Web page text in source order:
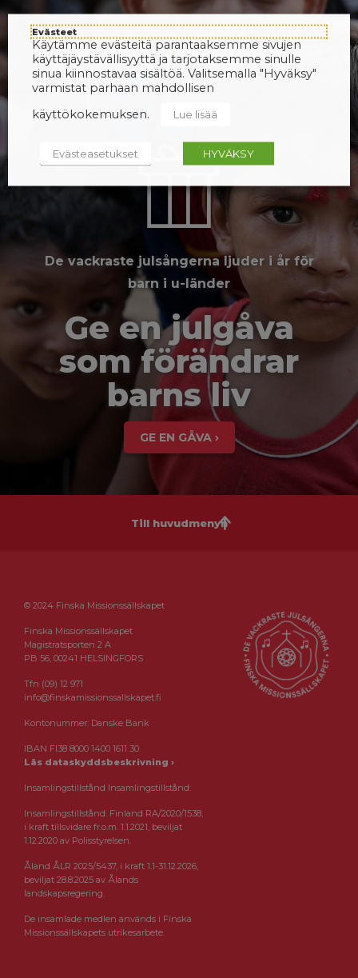
De vackraste julsångerna ljuder i år för
barn i u-länder
Ge en julgåva
som förändrar
barns liv
GE EN GÅVA ›
Till huvudmenyn
© 2024 Finska Missionssällskapet
Finska Missionssällskapet
Magistratsporten 2 A
PB 56, 00241 HELSINGFORS
Tfn (09) 12 971
info@finskamissionssallskapet.fi
Kontonummer: Danske Bank
IBAN FI38 8000 1400 1611 30
Läs dataskyddsbeskrivning ›
Insamlingstillstånd Insamlingstillstånd:
Insamlingstillstånd: Finland RA/2020/1538,
i kraft tillsvidare fr.o.m. 1.1.2021, beviljat
1.12.2020 av Polisstyrelsen.
Åland ÅLR 2025/5437, i kraft 1.1-31.12.2026,
beviljat 28.8.2025 av Ålands
landskapsregering.
De insamlade medlen används i Finska
Missionssällskapets utrikesarbete.
Evästeet
Käytämme evästeitä parantaaksemme sivujen
käyttäjäystävällisyyttä ja tarjotaksemme sinulle
sinua kiinnostavaa sisältöä. Valitsemalla "Hyväksy"
varmistat parhaan mahdollisen
käyttökokemuksen.
Lue lisää
Evästeasetukset HYVÄKSY